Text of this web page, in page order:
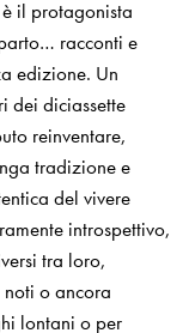
il protagonista
racconti e
edizione. Un
dei diciassette
reinventare,
tradizione e
del vivere
introspettivo,
tra loro,
o ancora
lontani o per